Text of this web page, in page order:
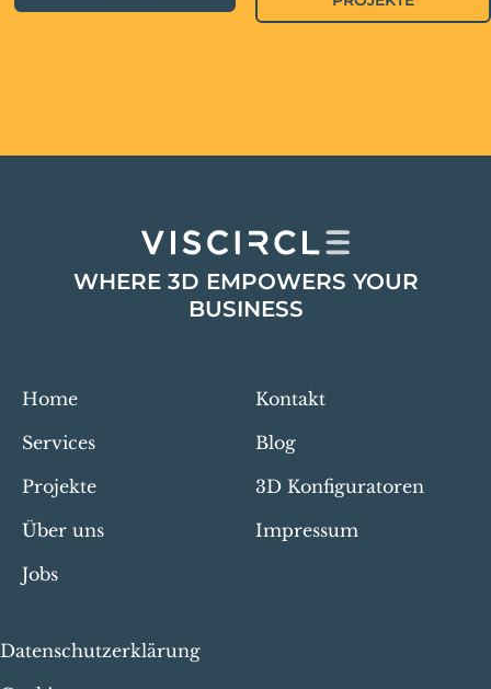
WHERE 3D EMPOWERS YOUR
BUSINESS
Home
Services
Projekte
Über uns
Jobs
Kontakt
Blog
3D Konfiguratoren
Impressum
Datenschutzerklärung